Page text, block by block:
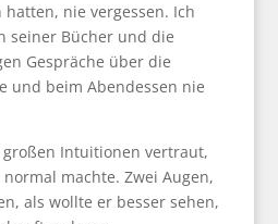
nie vergessen. Ich
seiner Bücher und die
Gespräche über die
und beim Abendessen nie
großen Intuitionen vertraut,
machte. Zwei Augen,
als wollte er besser sehen,